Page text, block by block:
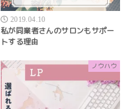
2019.04.10
私が同業者さんのサロンもサポー
トする理由
ノウハウ